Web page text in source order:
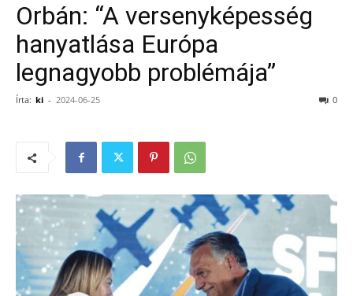
Orbán: “A versenyképesség
hanyatlása Európa
legnagyobb problémája”
Írta: ki - 2024-06-25 0